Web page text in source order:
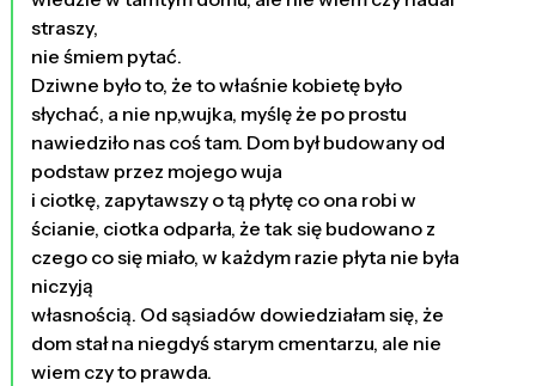
straszy,
nie śmiem pytać.
Dziwne było to, że to właśnie kobietę było
słychać, a nie np,wujka, myślę że po prostu
nawiedziło nas coś tam. Dom był budowany od
podstaw przez mojego wuja
i ciotkę, zapytawszy o tą płytę co ona robi w
ścianie, ciotka odparła, że tak się budowano z
czego co się miało, w każdym razie płyta nie była
niczyją
własnością. Od sąsiadów dowiedziałam się, że
dom stał na niegdyś starym cmentarzu, ale nie
wiem czy to prawda.